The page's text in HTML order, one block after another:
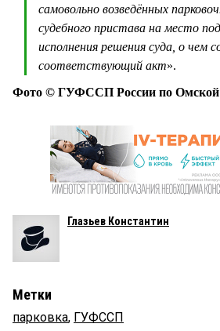
самовольно возведённых
судебного пристава на место
исполнения решения суда, о чем
соответствующий акт».
Фото © ГУФССП России по Омской
Глазьев Константин
Метки
парковка, ГУФССП